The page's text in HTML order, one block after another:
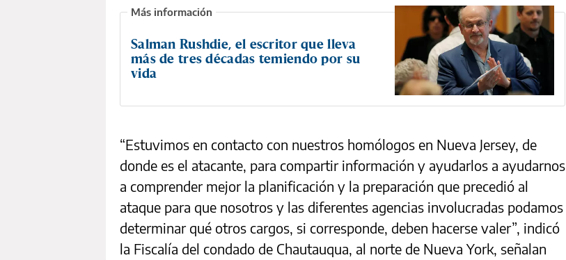
Salman Rushdie, el escritor que lleva
más de tres décadas temiendo por su
vida
“Estuvimos en contacto con nuestros homólogos en Nueva Jersey, de
donde es el atacante, para compartir información y ayudarlos a ayudarnos
a comprender mejor la planificación y la preparación que precedió al
ataque para que nosotros y las diferentes agencias involucradas podamos
determinar qué otros cargos, si corresponde, deben hacerse valer”, indicó
la Fiscalía del condado de Chautauqua, al norte de Nueva York, señalan